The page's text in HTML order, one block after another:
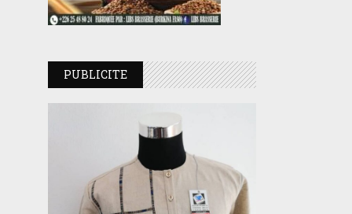
PUBLICITE